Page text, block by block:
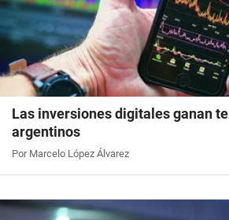
Las inversiones digitales ganan
argentinos
Por Marcelo López Álvarez